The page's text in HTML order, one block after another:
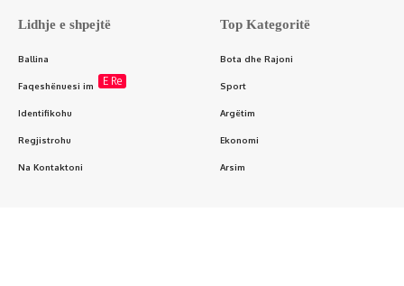
Lidhje e shpejtë
Ballina
Faqeshënuesi im E Re
Identifikohu
Regjistrohu
Na Kontaktoni
Top Kategoritë
Bota dhe Rajoni
Sport
Argëtim
Ekonomi
Arsim